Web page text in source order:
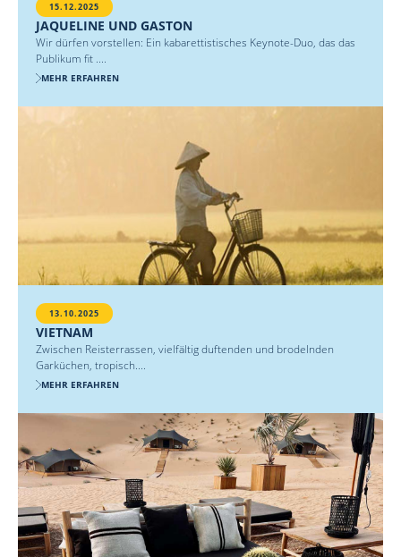
15.12.2025
JAQUELINE UND GASTON
Wir dürfen vorstellen: Ein kabarettistisches Keynote-Duo, das das
Publikum fit ....
MEHR ERFAHREN
13.10.2025
VIETNAM
Zwischen Reisterrassen, vielfältig duftenden und brodelnden
Garküchen, tropisch....
MEHR ERFAHREN